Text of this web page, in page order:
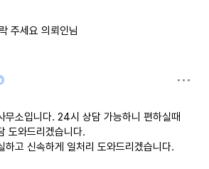
세요 의뢰인님
무소입니다. 24시 상담 가능하니 편하실때
도와드리겠습니다.
하고 신속하게 일처리 도와드리겠습니다.